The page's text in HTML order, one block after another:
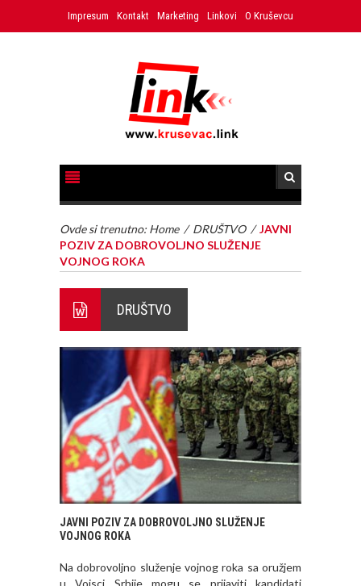
Impresum Kontakt Marketing Linkovi O Kruševcu
Ovde si trenutno: Home / DRUŠTVO /JAVNI
POZIV ZA DOBROVOLJNO SLUŽENJE
VOJNOG ROKA
DRUŠTVO
JAVNI POZIV ZA DOBROVOLJNO SLUŽENJE
VOJNOG ROKA
Na dobrovoljno služenje vojnog roka sa oružjem